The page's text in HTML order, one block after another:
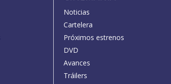
Noticias
Cartelera
Próximos estrenos
DVD
Avances
Tráilers